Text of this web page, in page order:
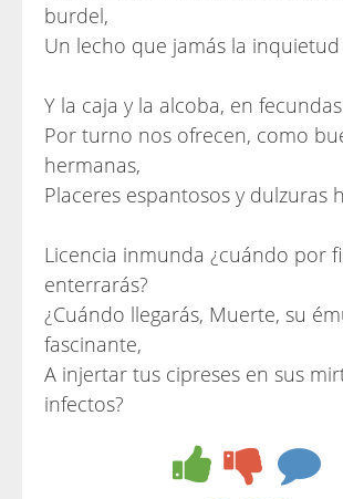
burdel,
Un lecho que jamás la
Y la caja y la alcoba, en
Por turno nos ofrecen, como
hermanas,
Placeres espantosos y dulzuras
Licencia inmunda ¿cuándo por
enterrarás?
¿Cuándo llegarás, Muerte, su
fascinante,
A injertar tus cipreses en sus
infectos?